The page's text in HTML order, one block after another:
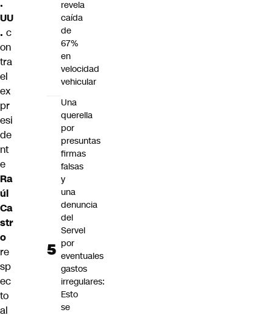
.
UU
. c
on
tra
el
ex
pr
esi
de
nt
e
Ra
úl
Ca
str
o
re
sp
ec
to
al
revela
caída
de
67%
en
velocidad
vehicular
Una
querella
por
presuntas
firmas
falsas
y
una
denuncia
del
Servel
por
eventuales
gastos
irregulares:
Esto
se